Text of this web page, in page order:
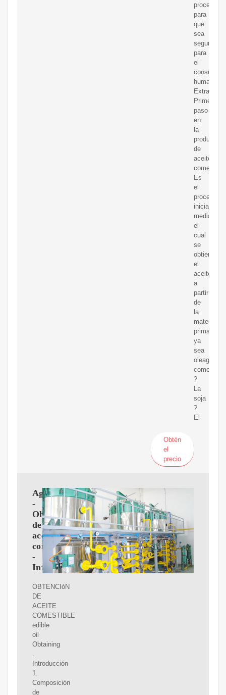
procesos
para
que
sea
seguro
para
el
consumo
humano.
Primer
paso
en
la
producción
de
aceites
Es
el
proceso
inicial
mediante
el
cual
se
obtiene
el
aceite
a
partir
de
la
materia
prima,
ya
sea
como:
?
La
soja
?
El
Obtén
el
precio
Agricultura
-
Obtención
de
aceite
comestible
-
Infoagro
OBTENCIóN
DE
ACEITE
COMESTIBLE
edible
oil
Obtaining
.
Introducción
1.
Composición
de